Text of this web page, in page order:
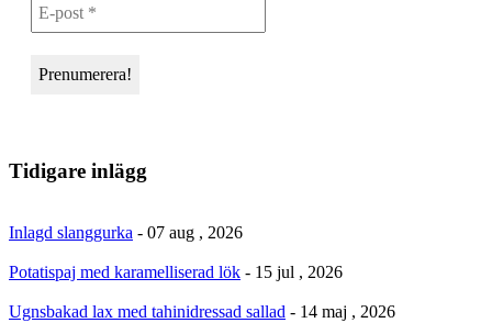
Tidigare inlägg
Inlagd slanggurka - 07 aug , 2026
Potatispaj med karamelliserad lök - 15 jul , 2026
Ugnsbakad lax med tahinidressad sallad - 14 maj , 2026